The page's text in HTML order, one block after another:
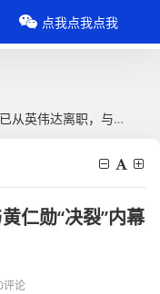
达离职，与黄仁勋“决裂”内幕曝光
仁勋“决裂”内幕
评论
点我点我点我